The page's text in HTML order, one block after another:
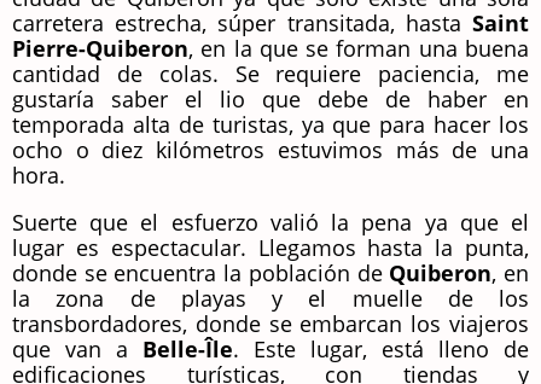
carretera estrecha, súper transitada, hasta Saint
Pierre-Quiberon, en la que se forman una buena
cantidad de colas. Se requiere paciencia, me
gustaría saber el lio que debe de haber en
temporada alta de turistas, ya que para hacer los
ocho o diez kilómetros estuvimos más de una
hora.
Suerte que el esfuerzo valió la pena ya que el
lugar es espectacular. Llegamos hasta la punta,
donde se encuentra la población de Quiberon, en
la zona de playas y el muelle de los
transbordadores, donde se embarcan los viajeros
que van a Belle-Île. Este lugar, está lleno de
edificaciones turísticas, con tiendas y